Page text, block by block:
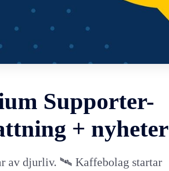
Supporter-
+ nyheter
av djurliv. 🛰️ Kaffebolag startar